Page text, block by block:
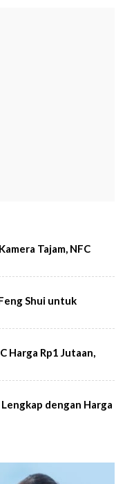
Tajam, NFC
Shui untuk
Harga Rp1 Jutaan,
dengan Harga